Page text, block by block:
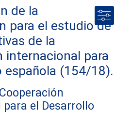
de la
para el estudio de
de la
internacional para
española (154/18).
el Desarrollo